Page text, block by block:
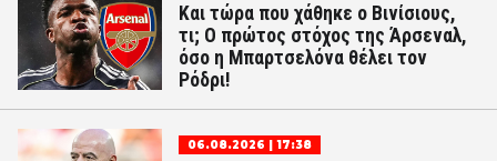
Και τώρα που χάθηκε ο Βινίσιους,
τι; Ο πρώτος στόχος της Άρσεναλ,
όσο η Μπαρτσελόνα θέλει τον
Ρόδρι!
06.08.2026 | 17:38